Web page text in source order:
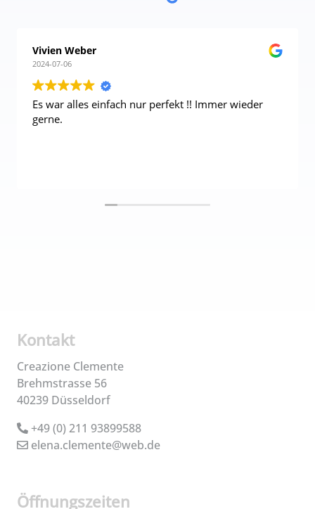
Vivien Weber
2024-07-06
Es war alles einfach nur perfekt !! Immer wieder
gerne.
Kontakt
Creazione Clemente
Brehmstrasse 56
40239 Düsseldorf
+49 (0) 211 93899588
elena.clemente@web.de
Öffnungszeiten